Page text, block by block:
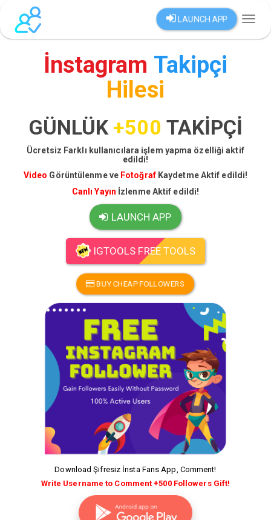
LAUNCH APP
İnstagram Takipçi
Hilesi
GÜNLÜK +500 TAKİPÇİ
Ücretsiz Farklı kullanıcılara işlem yapma özelliği aktif
edildi!
Video Görüntülenme ve Fotoğraf Kaydetme Aktif edildi!
Canlı Yayın İzlenme Aktif edildi!
LAUNCH APP
IGTOOLS FREE TOOLS
BUY CHEAP FOLLOWERS
Download Şifresiz İnsta Fans App, Comment!
Write Username to Comment +500 Followers Gift!